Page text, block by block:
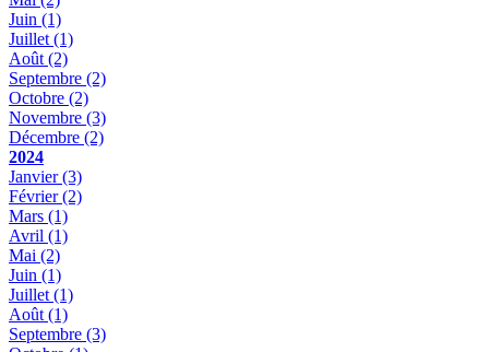
Juin (1)
Juillet (1)
Août (2)
Septembre (2)
Octobre (2)
Novembre (3)
Décembre (2)
2024
Janvier(3)
Février(2)
Mars (1)
Avril (1)
Mai (2)
Juin (1)
Juillet (1)
Août (1)
Septembre (3)